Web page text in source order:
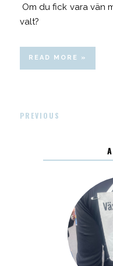
Om du fick vara vän
valt?
READ MORE »
PREVIOUS